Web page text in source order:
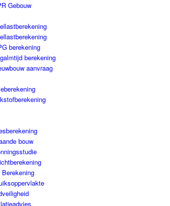
Gebouw
berekening
berekening
aanvraag
bouw